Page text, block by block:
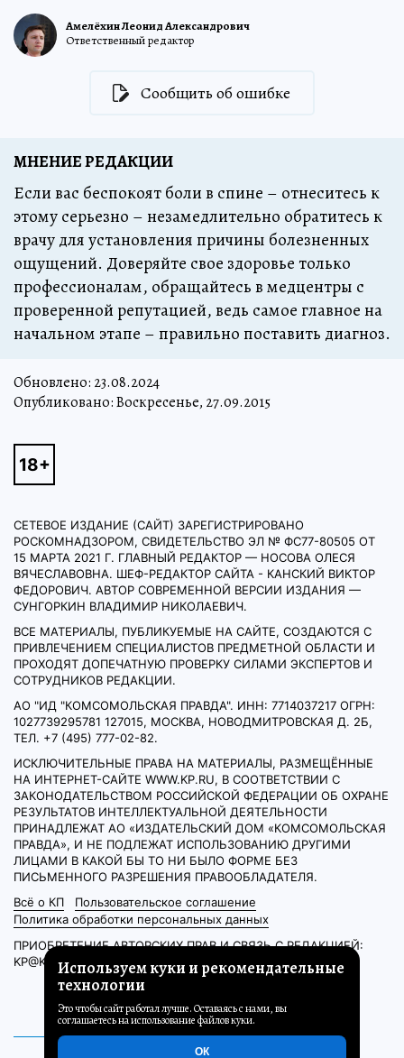
Амелёхин Леонид Александрович
Ответственный редактор
Сообщить об ошибке
МНЕНИЕ РЕДАКЦИИ
Если вас беспокоят боли в спине – отнеситесь к
этому серьезно – незамедлительно обратитесь к
врачу для установления причины болезненных
ощущений. Доверяйте свое здоровье только
профессионалам, обращайтесь в медцентры с
проверенной репутацией, ведь самое главное на
начальном этапе – правильно поставить диагноз.
Обновлено: 23.08.2024
Опубликовано: Воскресенье, 27.09.2015
СЕТЕВОЕ ИЗДАНИЕ (САЙТ) ЗАРЕГИСТРИРОВАНО
РОСКОМНАДЗОРОМ, СВИДЕТЕЛЬСТВО ЭЛ № ФС77-80505 ОТ
15 МАРТА 2021 Г. ГЛАВНЫЙ РЕДАКТОР — НОСОВА ОЛЕСЯ
ВЯЧЕСЛАВОВНА. ШЕФ-РЕДАКТОР САЙТА - КАНСКИЙ ВИКТОР
ФЕДОРОВИЧ. АВТОР СОВРЕМЕННОЙ ВЕРСИИ ИЗДАНИЯ —
СУНГОРКИН ВЛАДИМИР НИКОЛАЕВИЧ.
ВСЕ МАТЕРИАЛЫ, ПУБЛИКУЕМЫЕ НА САЙТЕ, СОЗДАЮТСЯ С
ПРИВЛЕЧЕНИЕМ СПЕЦИАЛИСТОВ ПРЕДМЕТНОЙ ОБЛАСТИ И
ПРОХОДЯТ ДОПЕЧАТНУЮ ПРОВЕРКУ СИЛАМИ ЭКСПЕРТОВ И
СОТРУДНИКОВ РЕДАКЦИИ.
АО "ИД "КОМСОМОЛЬСКАЯ ПРАВДА". ИНН: 7714037217 ОГРН:
1027739295781 127015, МОСКВА, НОВОДМИТРОВСКАЯ Д. 2Б,
ТЕЛ. +7 (495) 777-02-82.
ИСКЛЮЧИТЕЛЬНЫЕ ПРАВА НА МАТЕРИАЛЫ, РАЗМЕЩЁННЫЕ
НА ИНТЕРНЕТ-САЙТЕ WWW.KP.RU, В СООТВЕТСТВИИ С
ЗАКОНОДАТЕЛЬСТВОМ РОССИЙСКОЙ ФЕДЕРАЦИИ ОБ ОХРАНЕ
РЕЗУЛЬТАТОВ ИНТЕЛЛЕКТУАЛЬНОЙ ДЕЯТЕЛЬНОСТИ
ПРИНАДЛЕЖАТ АО «ИЗДАТЕЛЬСКИЙ ДОМ «КОМСОМОЛЬСКАЯ
ПРАВДА», И НЕ ПОДЛЕЖАТ ИСПОЛЬЗОВАНИЮ ДРУГИМИ
ЛИЦАМИ В КАКОЙ БЫ ТО НИ БЫЛО ФОРМЕ БЕЗ
ПИСЬМЕННОГО РАЗРЕШЕНИЯ ПРАВООБЛАДАТЕЛЯ.
Всё о КП
Пользовательское соглашение
Политика обработки персональных данных
ПРИОБРЕТЕНИЕ АВТОРСКИХ ПРАВ И СВЯЗЬ С РЕДАКЦИЕЙ:
KP@KP.RUИспользуем куки и рекомендательные
технологии
Это чтобы сайт работал лучше. Оставаясь с нами, вы
соглашаетесь на использование файлов куки.
ОК